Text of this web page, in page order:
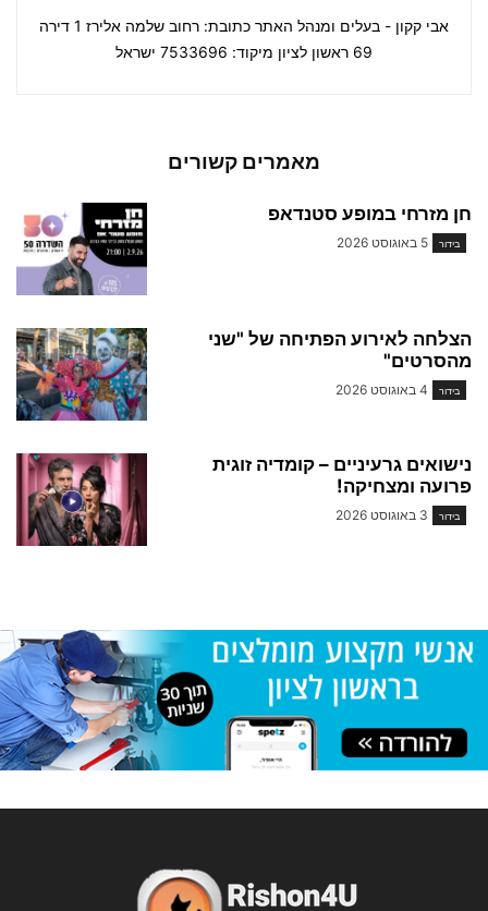
אבי קקון - בעלים ומנהל האתר כתובת: רחוב שלמה אלירז 1 דירה
69 ראשון לציון מיקוד: 7533696 ישראל
מאמרים קשורים
חן מזרחי במופע סטנדאפ
בידור 5 באוגוסט 2026
הצלחה לאירוע הפתיחה של "שני
מהסרטים"
בידור 4 באוגוסט 2026
נישואים גרעיניים – קומדיה זוגית
פרועה ומצחיקה!
בידור 3 באוגוסט 2026